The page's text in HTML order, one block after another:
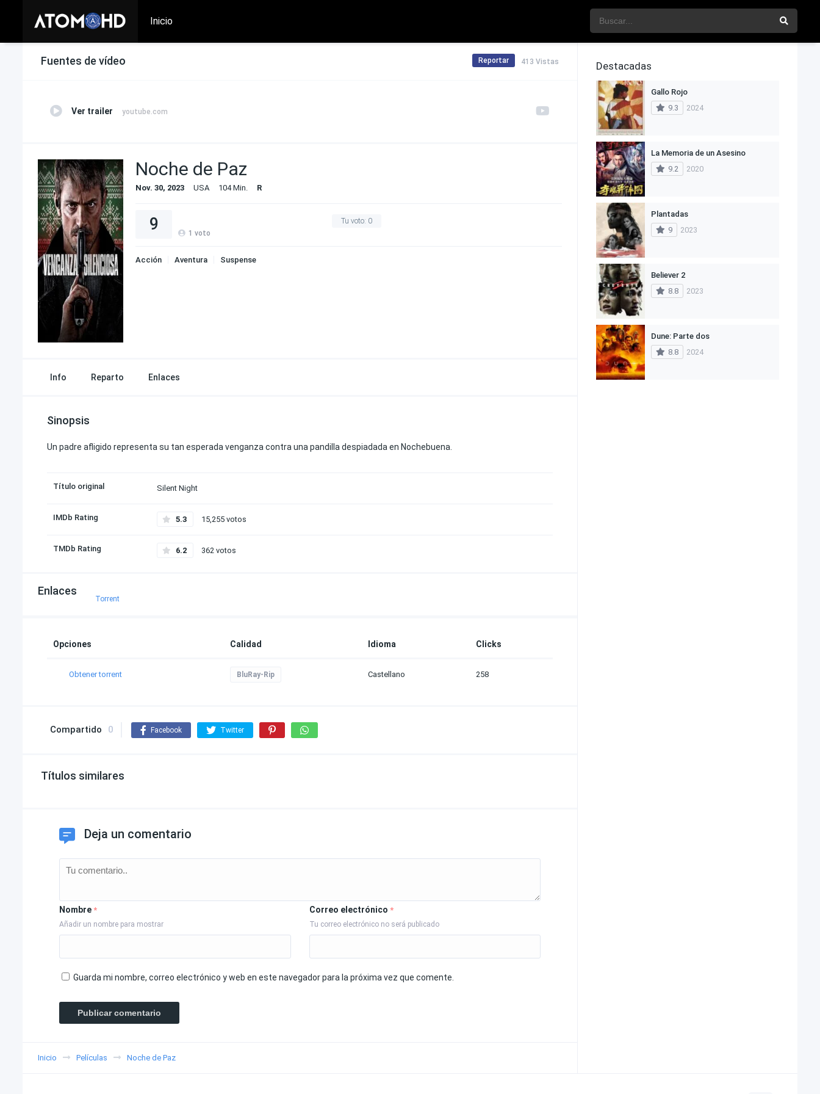
Inicio
Fuentes de vídeo 413 Vistas
Reportar
Ver trailer youtube.com
Noche de Paz
Nov. 30, 2023 USA 104 Min. R
Tu voto: 0
9 1 voto
Acción Aventura Suspense
Info Reparto Enlaces
Sinopsis
Un padre afligido representa su tan esperada venganza contra una pandilla despiadada en Nochebuena.
Título original Silent Night
IMDb Rating 5.3 15,255 votos
TMDb Rating 6.2 362 votos
Enlaces
Torrent
Opciones Calidad Idioma Clicks
Obtener torrent BluRay-Rip Castellano 258
Compartido 0 Facebook Twitter
Títulos similares
Deja un comentario
Nombre *
Añadir un nombre para mostrar
Correo electrónico *
Tu correo electrónico no será publicado
Guarda mi nombre, correo electrónico y web en este navegador para la próxima vez que comente.
Inicio Películas Noche de Paz
Destacadas
Gallo Rojo
9.3
2024
La Memoria de un Asesino
9.2
2020
Plantadas
9
2023
Believer 2
8.8
2023
Dune: Parte dos
8.8
2024